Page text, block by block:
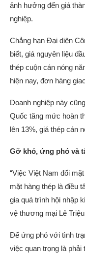
ảnh hưởng đến giá
nghiệp.
Chẳng hạn Đại diện
biết, giá nguyên liệu
thép cuộn cán nóng
hiện nay, đơn hàng
Doanh nghiệp này
Quốc tăng mức hoàn
lên 13%, giá thép cán
Gỡ khó, ứng phó và
“Việc Việt Nam đối
mặt hàng thép là điều
gia quá trình hội nhập
vệ thương mại Lê
Để ứng phó với tình
việc quan trọng là phải